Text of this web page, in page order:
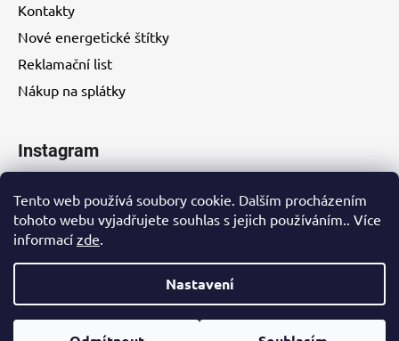
Tento web používá soubory cookie. Dalším procházením
tohoto webu vyjadřujete souhlas s jejich používáním.. Více
informací zde.
Nastavení
Kontakty
Nové energetické štítky
Reklamační list
Nákup na splátky
Instagram
Vytvořil Shoptet